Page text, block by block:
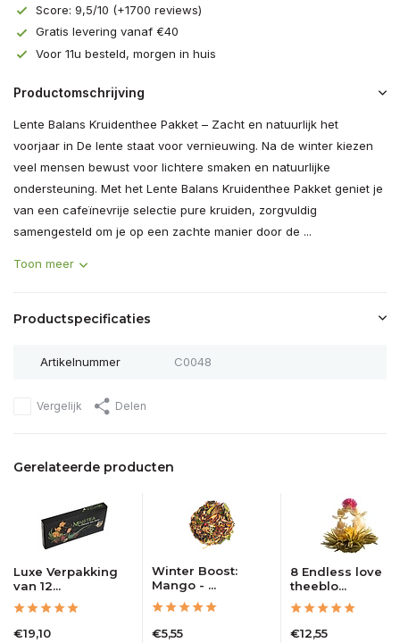
Score: 9,5/10 (+1700 reviews)
Gratis levering vanaf €40
Voor 11u besteld, morgen in huis
Productomschrijving
Lente Balans Kruidenthee Pakket – Zacht en natuurlijk het
voorjaar in De lente staat voor vernieuwing. Na de winter kiezen
veel mensen bewust voor lichtere smaken en natuurlijke
ondersteuning. Met het Lente Balans Kruidenthee Pakket geniet je
van een cafeïnevrije selectie pure kruiden, zorgvuldig
samengesteld om je op een zachte manier door de ...
Toon meer
Productspecificaties
Artikelnummer C0048
Vergelijk Delen
Gerelateerde producten
Luxe Verpakking
van 12...
€19,10
Winter Boost:
Mango - ...
€5,55
8 Endless love
theeblo...
€12,55